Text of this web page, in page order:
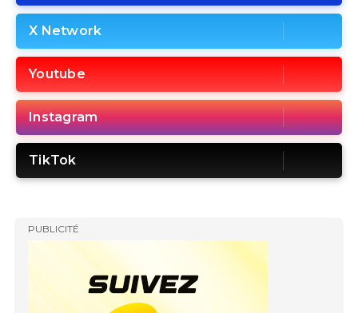
X Network
Youtube
Instagram
TikTok
PUBLICITÉ